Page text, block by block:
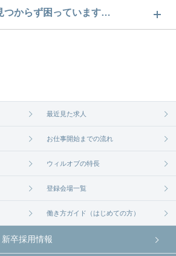
人数は6件です。どのような求人
クしてみてください。
つからず困っています…
チラから
最近見た求人
お仕事開始までの流れ
ウィルオブの特長
登録会場一覧
働き方ガイド（はじめての方）
卒採用情報